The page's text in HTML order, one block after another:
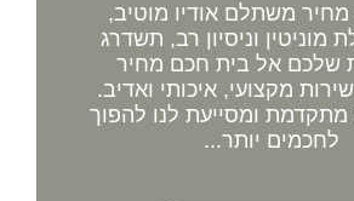
משתלם אודיו מוטיב,
מוניטין וניסיון רב, תשדרג
שלכם אל בית חכם מחיר
מקצועי, איכותי ואדיב.
מתקדמת ומסייעת לנו להפוך
לחכמים יותר...